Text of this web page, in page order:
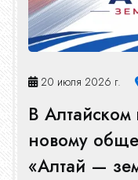
20 июля 2026 г.
В Алтайском
новому
«Алтай —